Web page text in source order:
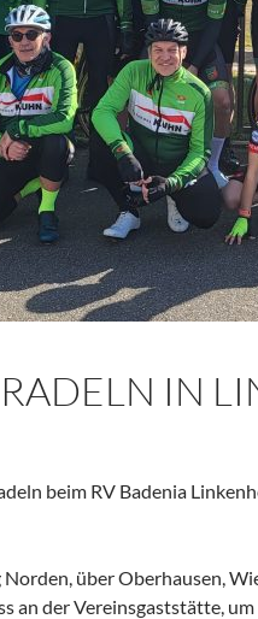
IN
beim RV Badenia
über Oberhausen,
an der Vereinsgaststätte,